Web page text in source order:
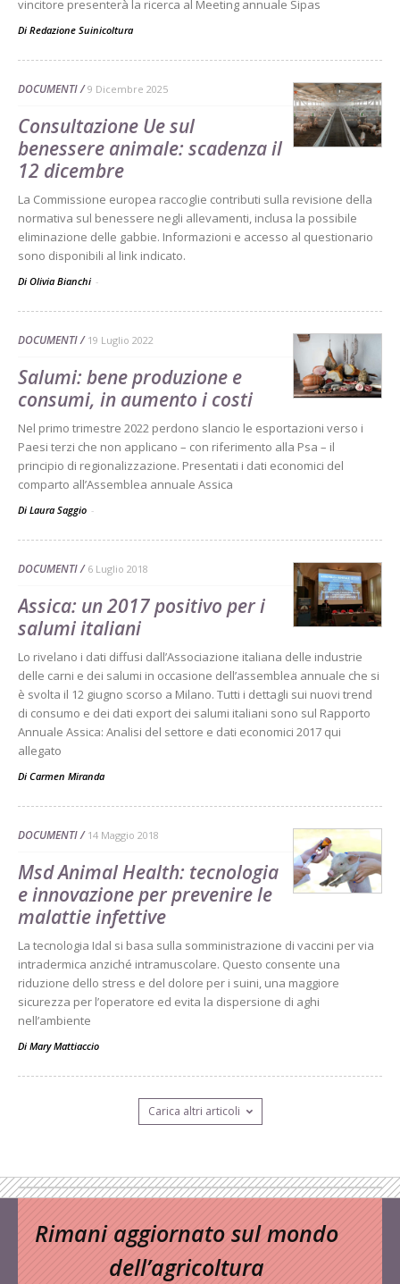
vincitore presenterà la ricerca al Meeting annuale Sipas
Di Redazione Suinicoltura
DOCUMENTI 9 Dicembre 2025
Consultazione Ue sul
benessere animale: scadenza il
12 dicembre
La Commissione europea raccoglie contributi sulla revisione della
normativa sul benessere negli allevamenti, inclusa la possibile
eliminazione delle gabbie. Informazioni e accesso al questionario
sono disponibili al link indicato.
Di Olivia Bianchi -
DOCUMENTI 19 Luglio 2022
Salumi: bene produzione e
consumi, in aumento i costi
Nel primo trimestre 2022 perdono slancio le esportazioni verso i
Paesi terzi che non applicano – con riferimento alla Psa – il
principio di regionalizzazione. Presentati i dati economici del
comparto all’Assemblea annuale Assica
Di Laura Saggio -
DOCUMENTI 6 Luglio 2018
Assica: un 2017 positivo per i
salumi italiani
Lo rivelano i dati diffusi dall’Associazione italiana delle industrie
delle carni e dei salumi in occasione dell’assemblea annuale che si
è svolta il 12 giugno scorso a Milano. Tutti i dettagli sui nuovi trend
di consumo e dei dati export dei salumi italiani sono sul Rapporto
Annuale Assica: Analisi del settore e dati economici 2017 qui
allegato
Di Carmen Miranda
DOCUMENTI 14 Maggio 2018
Msd Animal Health: tecnologia
e innovazione per prevenire le
malattie infettive
La tecnologia Idal si basa sulla somministrazione di vaccini per via
intradermica anziché intramuscolare. Questo consente una
riduzione dello stress e del dolore per i suini, una maggiore
sicurezza per l’operatore ed evita la dispersione di aghi
nell’ambiente
Di Mary Mattiaccio
Carica altri articoli
Rimani aggiornato sul mondo
dell’agricoltura